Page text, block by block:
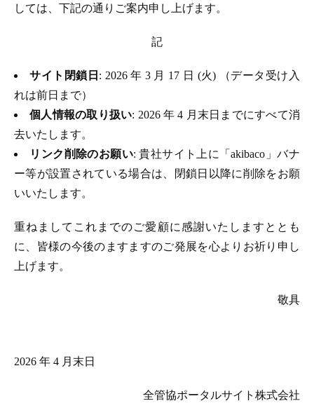
しては、下記の通りご案内申し上げます。
記
サイト閉鎖日 : 2026 年 3 月 17 日 (火) （データ受け入
れは前日まで）
個人情報の取り扱い: 2026 年 4 月末日までにすべて消
去いたします。
リンク削除のお願い: 貴社サイト上に「akibaco」バナ
ー等が設置されている場合は、閉鎖日以降に削除をお願
いいたします。
重ねましてこれまでのご愛顧に感謝いたしますととも
に、皆様の今後のますますのご発展を心よりお祈り申し
上げます。
敬具
2026 年 4 月末日
全管協ポータルサイト株式会社